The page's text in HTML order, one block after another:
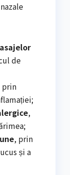
de
prin
,
, prin
și a